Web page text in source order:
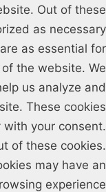
Out of these
as necessary
as essential for
the website. We
us analyze and
These cookies
your consent.
of these cookies.
may have an
experience.